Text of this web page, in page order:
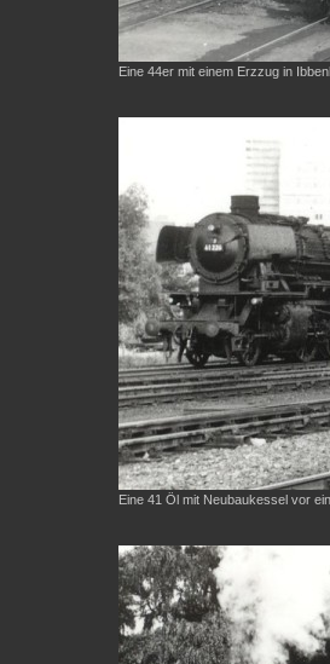
Eine 44er mit einem Erzzug in
Eine 41 Öl mit Neubaukessel vor